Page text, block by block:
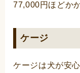
77,000円ほどか
ケージ
ケージは犬が安